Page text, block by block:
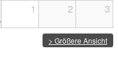
1 2 3
> Größere Ansicht